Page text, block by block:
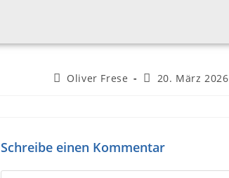
Oliver Frese 20. März 2026
Schreibe einen Kommentar